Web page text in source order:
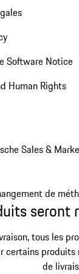
Software Notice
Human Rights
Sales &
de
seront
tous les
certains
de